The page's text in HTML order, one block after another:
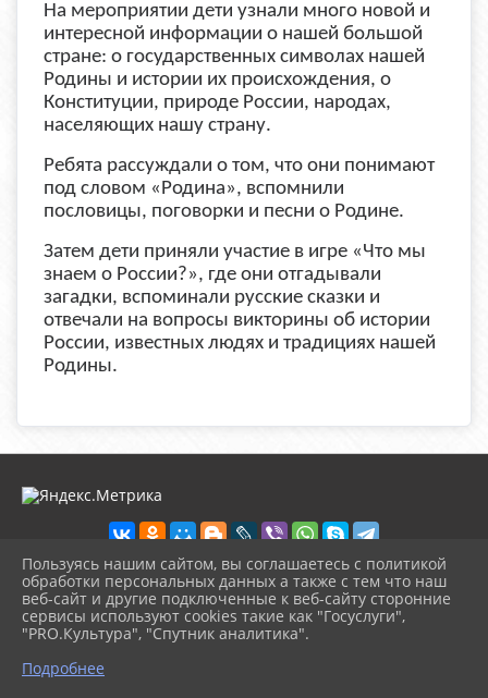
На мероприятии дети узнали много новой и
интересной информации о нашей большой
стране: о государственных символах нашей
Родины и истории их происхождения, о
Конституции, природе России, народах,
населяющих нашу страну.
Ребята рассуждали о том, что они понимают
под словом «Родина», вспомнили
пословицы, поговорки и песни о Родине.
Затем дети приняли участие в игре «Что мы
знаем о России?», где они отгадывали
загадки, вспоминали русские сказки и
отвечали на вопросы викторины об истории
России, известных людях и традициях нашей
Родины.
2026 г. ckd-urg.ru
Вход
Карта сайта
Политика обработки персональных данных
Пользуясь нашим сайтом, вы соглашаетесь с политикой
обработки персональных данных а также с тем что наш
веб-сайт и другие подключенные к веб-сайту сторонние
сервисы используют cookies такие как "Госуслуги",
"PRO.Культура", "Спутник аналитика".
Подробнее